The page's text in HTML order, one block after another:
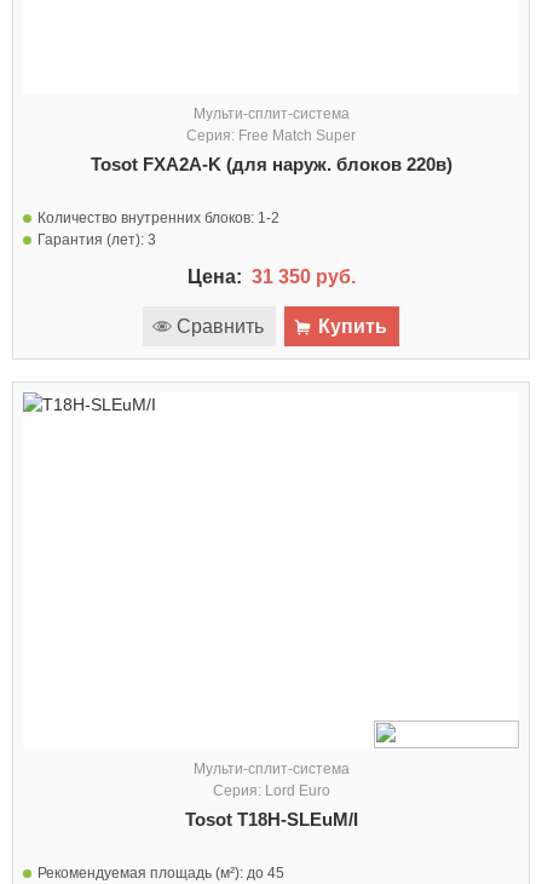
Мульти-сплит-система
Серия: Free Match Super
Tosot FXA2A-K (для наруж. блоков 220в)
Количество внутренних блоков: 1-2
Гарантия (лет): 3
Цена: 31 350 руб.
Сравнить Купить
Мульти-сплит-система
Серия: Lord Euro
Tosot T18H-SLEuM/I
Рекомендуемая площадь (м²): до 45